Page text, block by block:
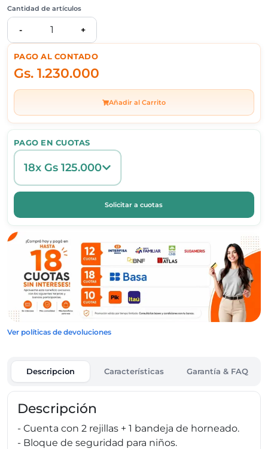
PAGO AL CONTADO
Gs. 1.230.000
Añadir al Carrito
PAGO EN CUOTAS
18x Gs 125.000
Solicitar a cuotas
Cantidad de artículos
- 1 +
Ver políticas de devoluciones
Descripcion Características Garantía & FAQ
Descripción
- Cuenta con 2 rejillas + 1 bandeja de horneado.
- Bloque de seguridad para niños.